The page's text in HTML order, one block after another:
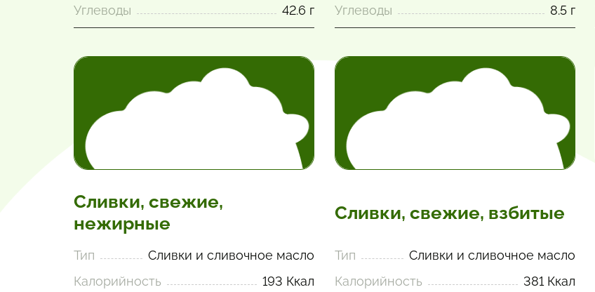
Углеводы
42.6 г
Углеводы
8.5 г
Сливки, свежие,
нежирные
Тип
Сливки и сливочное масло
Калорийность
193 Ккал
Сливки, свежие, взбитые
Тип
Сливки и сливочное масло
Калорийность
381 Ккал